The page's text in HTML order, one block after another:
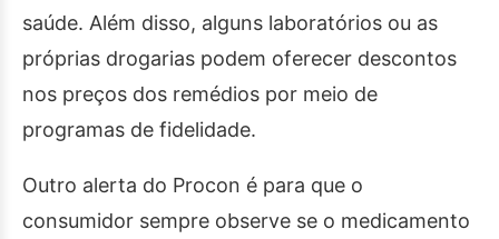
saúde. Além disso, alguns laboratórios ou as
próprias drogarias podem oferecer descontos
nos preços dos remédios por meio de
programas de fidelidade.
Outro alerta do Procon é para que o
consumidor sempre observe se o medicamento